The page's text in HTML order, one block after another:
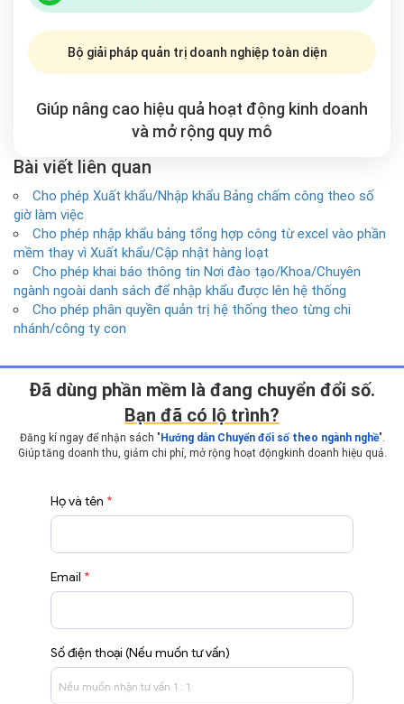
Bộ giải pháp quản trị doanh nghiệp toàn diện
Giúp nâng cao hiệu quả hoạt động kinh doanh
và mở rộng quy mô
Bài viết liên quan
Cho phép Xuất khẩu/Nhập khẩu Bảng chấm công theo số
giờ làm việc
Cho phép nhập khẩu bảng tổng hợp công từ excel vào phần
mềm thay vì Xuất khẩu/Cập nhật hàng loạt
Cho phép khai báo thông tin Nơi đào tạo/Khoa/Chuyên
ngành ngoài danh sách để nhập khẩu được lên hệ thống
Cho phép phân quyền quản trị hệ thống theo từng chi
nhánh/công ty con
Ðã dùng phần mềm là đang chuyển đổi số.
Bạn đã có lộ trình?
Đăng kí ngay để nhận sách " Hướng dẫn Chuyển đổi số theo ngành nghề".
Giúp tăng doanh thu, giảm chi phí, mở rộng hoạt động kinh doanh hiệu quả.
Họ và tên *
Email *
Số điện thoại (Nếu muốn tư vấn)